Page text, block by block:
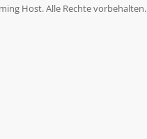
Host. Alle Rechte vorbehalten.